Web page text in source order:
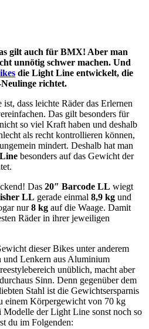
gilt auch für BMX! Aber man
unnötig schwer machen. Und
die Light Line entwickelt, die
richtet.
dass leichte Räder das Erlernen
Das gilt besonders für
so viel Kraft haben und deshalb
als recht kontrollieren können,
mindert. Deshalb hat man
besonders auf das Gewicht der
Das 20″ Barcode LL wiegt
LL gerade einmal 8,9 kg und
nur8 kg auf die Waage. Damit
Räder in ihrer jeweiligen
dieser Bikes unter anderem
und Lenkern aus Aluminium
unüblich, macht aber
Sinn. Denn gegenüber dem
Stahl ist die Gewichtsersparnis
einem Körpergewicht von 70 kg
Modelle der Light Line sonst noch so
du im Folgenden: